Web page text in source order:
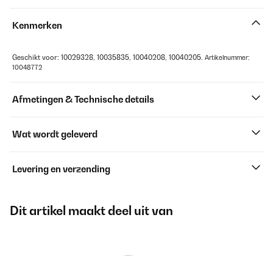
Kenmerken
Geschikt voor: 10029328, 10035835, 10040208, 10040205. Artikelnummer:
10048772
Afmetingen & Technische details
Wat wordt geleverd
Levering en verzending
Dit artikel maakt deel uit van